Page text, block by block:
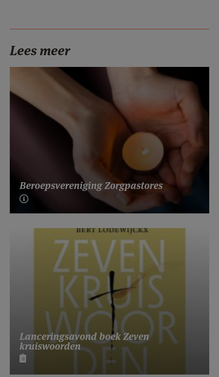
Lees meer
Beroepsvereniging Zorgpastores
Lanceringsavond boek Zeven
kruiswoorden